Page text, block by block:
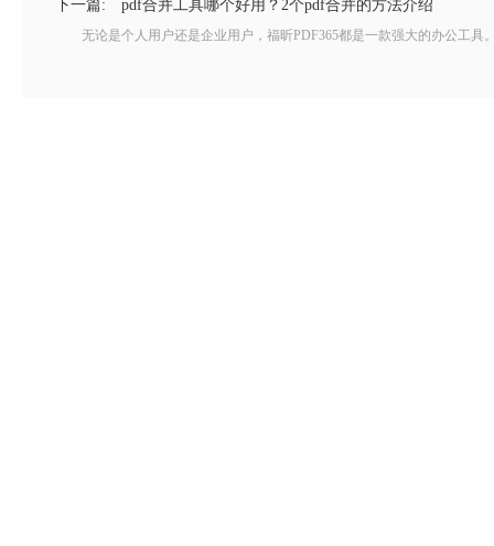
下一篇: pdf合并工具哪个好用？2个pdf合并的方法介绍
无论是个人用户还是企业用户，福昕PDF365都是一款强大的办公工具